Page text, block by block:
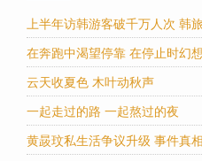
上半年访韩游客破千万人次 韩
在奔跑中渴望停靠 在停止时幻
云天收夏色 木叶动秋声
一起走过的路 一起熬过的夜
黄晸玟私生活争议升级 事件真